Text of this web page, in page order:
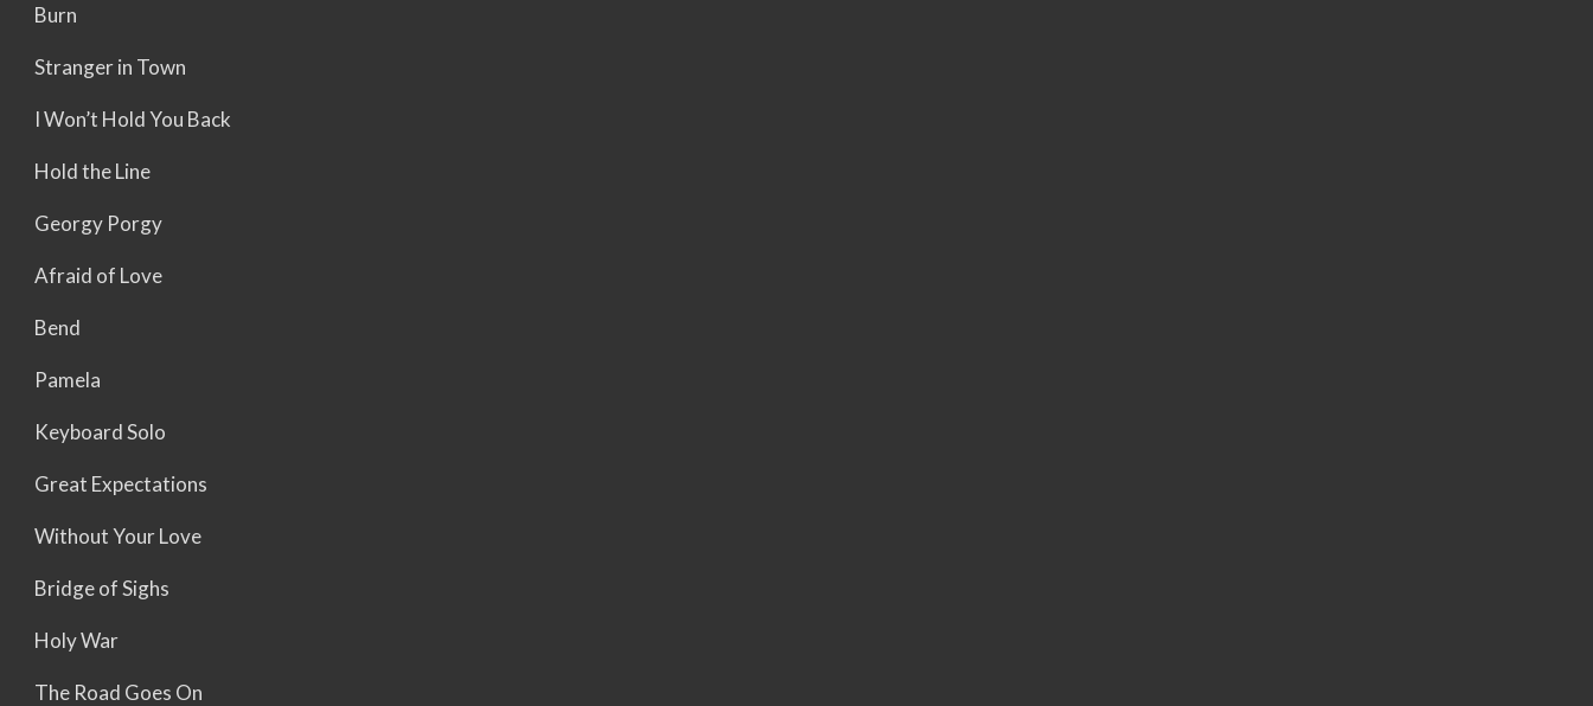
Burn
Stranger in Town
I Won’t Hold You Back
Hold the Line
Georgy Porgy
Afraid of Love
Bend
Pamela
Keyboard Solo
Great Expectations
Without Your Love
Bridge of Sighs
Holy War
The Road Goes On